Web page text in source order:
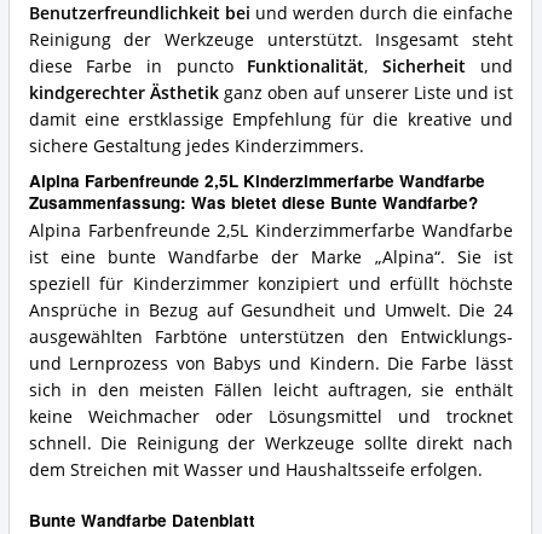
Benutzerfreundlichkeit bei und werden durch die einfache
Reinigung der Werkzeuge unterstützt. Insgesamt steht
diese Farbe in puncto Funktionalität,Sicherheit und
kindgerechter Ästhetikganz oben auf unserer Liste und ist
damit eine erstklassige Empfehlung für die kreative und
sichere Gestaltung jedes Kinderzimmers.
Alpina Farbenfreunde 2,5L Kinderzimmerfarbe Wandfarbe
Zusammenfassung: Was bietet diese Bunte Wandfarbe?
Alpina Farbenfreunde 2,5L Kinderzimmerfarbe Wandfarbe
ist eine bunte Wandfarbe der Marke „Alpina“. Sie ist
speziell für Kinderzimmer konzipiert und erfüllt höchste
Ansprüche in Bezug auf Gesundheit und Umwelt. Die 24
ausgewählten Farbtöne unterstützen den Entwicklungs-
und Lernprozess von Babys und Kindern. Die Farbe lässt
sich in den meisten Fällen leicht auftragen, sie enthält
keine Weichmacher oder Lösungsmittel und trocknet
schnell. Die Reinigung der Werkzeuge sollte direkt nach
dem Streichen mit Wasser und Haushaltsseife erfolgen.
Bunte Wandfarbe Datenblatt